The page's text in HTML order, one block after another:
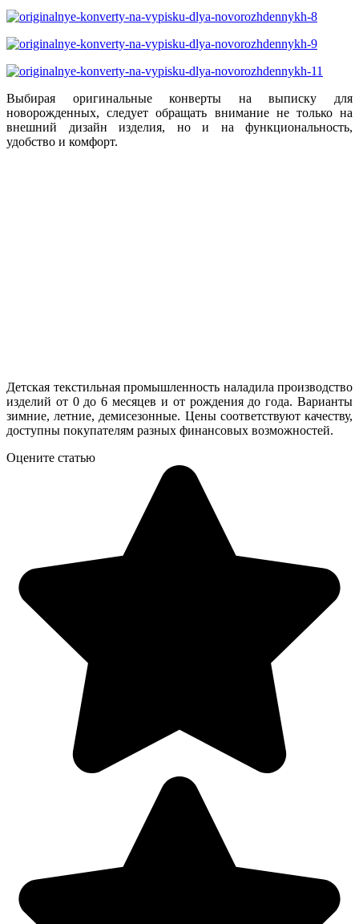
Выбирая оригинальные конверты на выписку для
новорожденных, следует обращать внимание не только на
внешний дизайн изделия, но и на функциональность,
удобство и комфорт.
Детская текстильная промышленность наладила производство
изделий от 0 до 6 месяцев и от рождения до года. Варианты
зимние, летние, демисезонные. Цены соответствуют качеству,
доступны покупателям разных финансовых возможностей.
Оцените статью